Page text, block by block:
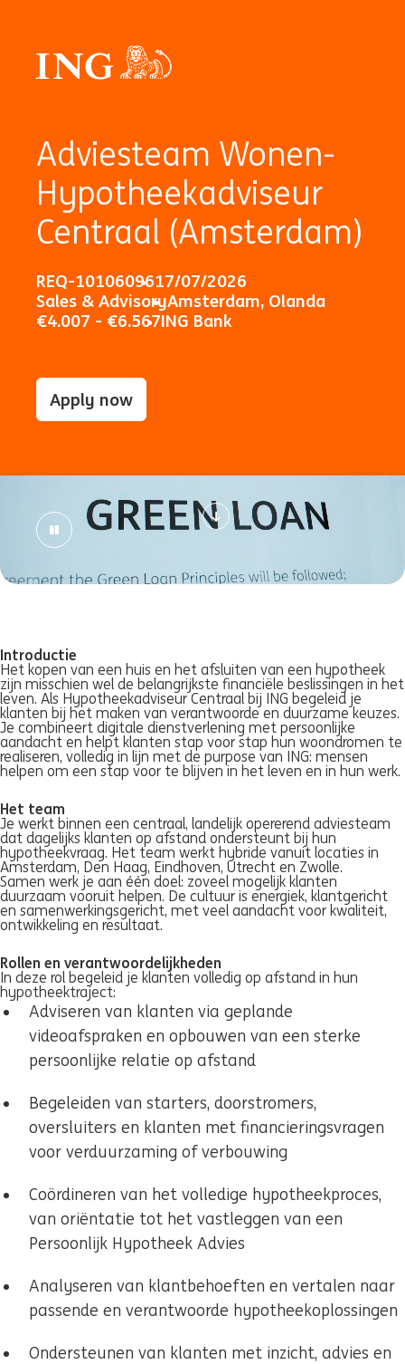
Adviesteam Wonen-
Hypotheekadviseur
Centraal (Amsterdam)
REQ-1010609617/07/2026
Sales & AdvisoryAmsterdam, Olanda
€4.007 - €6.567ING Bank
Apply now
Introductie
Het kopen van een huis en het afsluiten van een hypotheek
zijn misschien wel de belangrijkste financiële beslissingen in het
leven. Als Hypotheekadviseur Centraal bij ING begeleid je
klanten bij het maken van verantwoorde en duurzame keuzes.
Je combineert digitale dienstverlening met persoonlijke
aandacht en helpt klanten stap voor stap hun woondromen te
realiseren, volledig in lijn met de purpose van ING: mensen
helpen om een stap voor te blijven in het leven en in hun werk.
Het team
Je werkt binnen een centraal, landelijk opererend adviesteam
dat dagelijks klanten op afstand ondersteunt bij hun
hypotheekvraag. Het team werkt hybride vanuit locaties in
Amsterdam, Den Haag, Eindhoven, Utrecht en Zwolle.
Samen werk je aan één doel: zoveel mogelijk klanten
duurzaam vooruit helpen. De cultuur is energiek, klantgericht
en samenwerkingsgericht, met veel aandacht voor kwaliteit,
ontwikkeling en resultaat.
Rollen en verantwoordelijkheden
In deze rol begeleid je klanten volledig op afstand in hun
hypotheektraject:
Adviseren van klanten via geplande
videoafspraken en opbouwen van een sterke
persoonlijke relatie op afstand
Begeleiden van starters, doorstromers,
oversluiters en klanten met financieringsvragen
voor verduurzaming of verbouwing
Coördineren van het volledige hypotheekproces,
van oriëntatie tot het vastleggen van een
Persoonlijk Hypotheek Advies
Analyseren van klantbehoeften en vertalen naar
passende en verantwoorde hypotheekoplossingen
Ondersteunen van klanten met inzicht, advies en